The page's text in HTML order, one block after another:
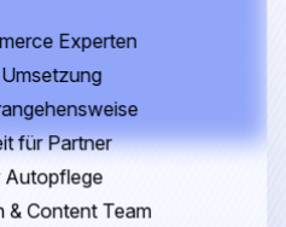
Experten
für Partner
Autopflege
& Content Team